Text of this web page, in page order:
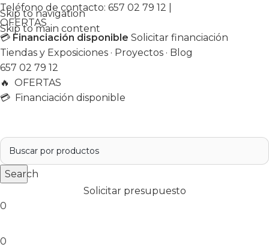
Skip to navigation
Skip to main content
Teléfono de contacto: 657 02 79 12
OFERTAS
💳 Financiación disponible Solicitar financiación
Tiendas y Exposiciones · Proyectos · Blog
657 02 79 12
🔥 OFERTAS
💳 Financiación disponible
Search
Solicitar presupuesto
0
0